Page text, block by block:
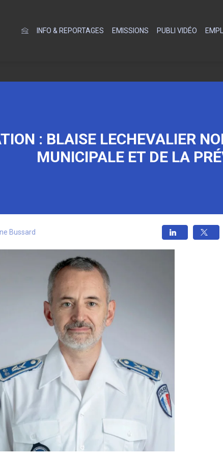
INFO & REPORTAGES EMISSIONS PUBLI VIDÉO
: BLAISE LECHEVALIER
MUNICIPALE ET DE LA
Bussard